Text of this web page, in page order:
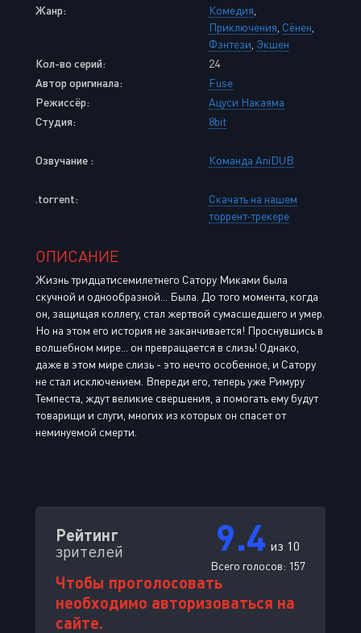
Жанр: Комедия
Приключения Сёнен
Фэнтези Экшен
Кол-во серий:
24
Автор оригинала:
Fuse
Режиссёр:
Ацуси Накаяма
Студия:
8bit
Озвучание : Команда AniDUB
.torrent:
Скачать на нашем
торрент-трекере
ОПИСАНИЕ
Жизнь тридцатисемилетнего Сатору Миками была
скучной и однообразной... Была. До того момента, когда
он, защищая коллегу, стал жертвой сумасшедшего и умер.
Но на этом его история не заканчивается! Проснувшись в
волшебном мире... он превращается в слизь! Однако,
даже в этом мире слизь - это нечто особенное, и Сатору
не стал исключением. Впереди его, теперь уже Римуру
Темпеста, ждут великие свершения, а помогать ему будут
товарищи и слуги, многих из которых он спасет от
неминуемой смерти.
Рейтинг
зрителей 9.4 из 10
Всего голосов: 157
Чтобы проголосовать
необходимо авторизоваться на
сайте.